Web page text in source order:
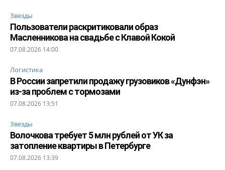
Звезды
Пользователи раскритиковали образ
Масленникова на свадьбе с Клавой Кокой
07.08.2026 14:00
Логистика
В России запретили продажу грузовиков «Дунфэн»
из-за проблем с тормозами
07.08.2026 13:51
Звезды
Волочкова требует 5 млн рублей от УК за
затопление квартиры в Петербурге
07.08.2026 13:39